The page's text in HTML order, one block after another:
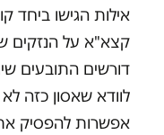
אילות הגישו ביחד
קצא"א על הנזקים
דורשים התובעים
לוודא שאסון כזה
אפשרות להפסיק